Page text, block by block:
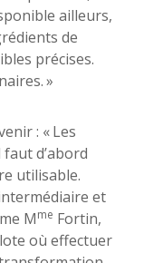
ailleurs,
de
précises.
»
: « Les
d’abord
utilisable.
et
Mme Fortin,
où effectuer